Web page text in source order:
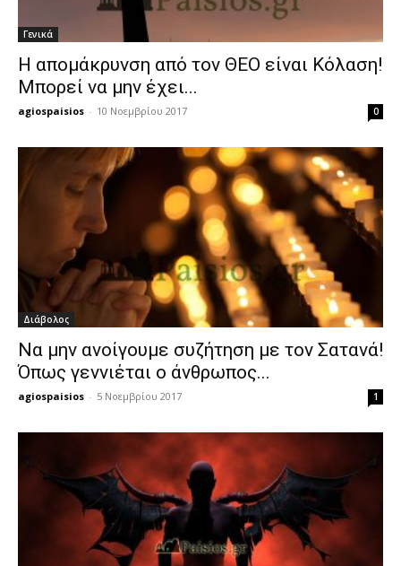
Γενικά
Η απομάκρυνση από τον ΘΕΟ είναι Κόλαση!
Μπορεί να μην έχει...
agiospaisios - 10 Νοεμβρίου 2017 0
Διάβολος
Να μην ανοίγουμε συζήτηση με τον Σατανά!
Όπως γεννιέται ο άνθρωπος...
agiospaisios - 5 Νοεμβρίου 2017 1